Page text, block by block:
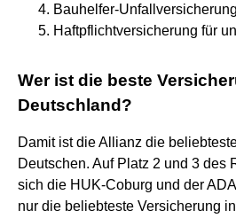
Bauhelfer-
Haftpflichtversicherung für
Wer ist die beste
Deutschland?
Damit ist die Allianz die
Deutschen. Auf Platz 2 und 3 des
sich die HUK-Coburg und der
nur die beliebteste Versicherung